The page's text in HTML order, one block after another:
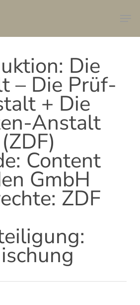
Die
– Die Prüf-
+ Die
Anstalt
(ZDF)
Content
GmbH
ZDF